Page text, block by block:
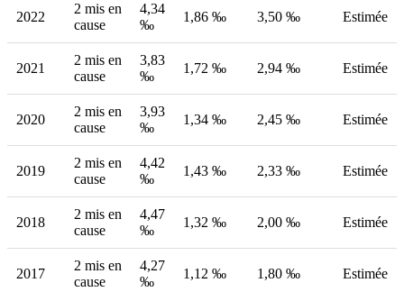
2022
2 mis en
cause
4,34
‰
1,86 ‰ 3,50 ‰ Estimée
2021
2 mis en
cause
3,83
‰
1,72 ‰ 2,94 ‰ Estimée
2020
2 mis en
cause
3,93
‰
1,34 ‰ 2,45 ‰ Estimée
2019
2 mis en
cause
4,42
‰
1,43 ‰ 2,33 ‰ Estimée
2018
2 mis en
cause
4,47
‰
1,32 ‰ 2,00 ‰ Estimée
2017
2 mis en
cause
4,27
‰
1,12 ‰ 1,80 ‰ Estimée